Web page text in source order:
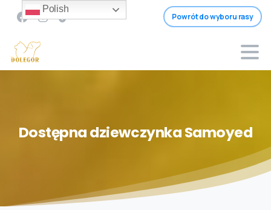
Powrót do wyboru rasy
DostępnadziewczynkaSamoyed
Polish